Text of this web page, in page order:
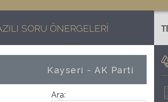
SORU ÖNERGELERİ
Kayseri - AK Parti
Ara: